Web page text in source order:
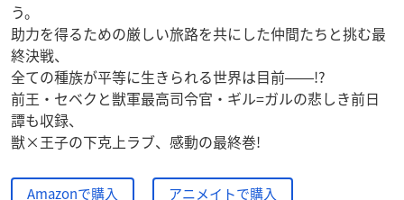
う。
助力を得るための厳しい旅路を共にした仲間たちと挑む最
終決戦、
全ての種族が平等に生きられる世界は目前――!?
前王・セベクと獣軍最高司令官・ギル=ガルの悲しき前日
譚も収録、
獣×王子の下克上ラブ、感動の最終巻!
Amazonで購入 アニメイトで購入